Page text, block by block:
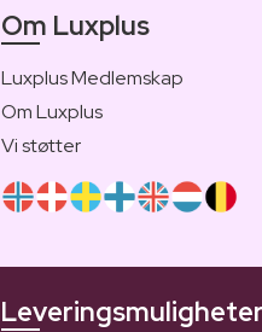
Om Luxplus
Luxplus Medlemskap
Om Luxplus
Vi støtter